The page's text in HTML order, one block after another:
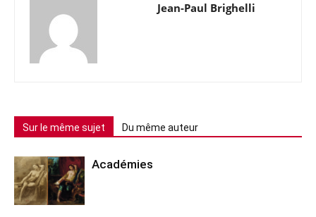
Jean-Paul Brighelli
Sur le même sujet Du même auteur
Académies